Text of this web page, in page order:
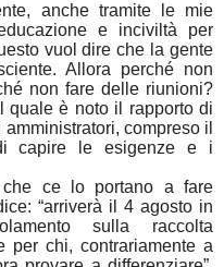
anche tramite le mie
e inciviltà per
vuol dire che la gente
Allora perché non
non fare delle riunioni?
quale è noto il rapporto di
compreso il
capire le esigenze e i
che ce lo portano a fare
“arriverà il 4 agosto in
sulla raccolta
per chi, contrariamente a